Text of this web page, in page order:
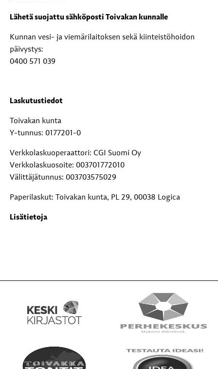
Lähetä suojattu sähköposti Toivakan kunnalle
Kunnan vesi- ja viemärilaitoksen sekä kiinteistöhoidon
päivystys:
0400 571 039
Laskutustiedot
Toivakan kunta
Y-tunnus: 0177201-0
Verkkolaskuoperaattori: CGI Suomi Oy
Verkkolaskuosoite: 003701772010
Välittäjätunnus: 003703575029
Paperilaskut: Toivakan kunta, PL 29, 00038 Logica
Lisätietoja